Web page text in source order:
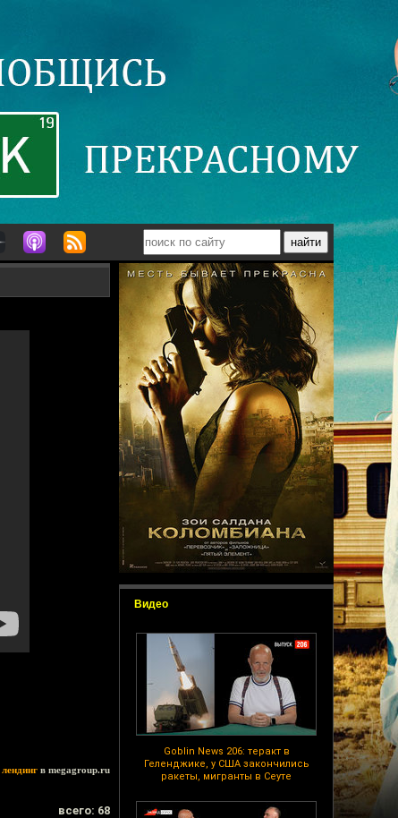
Видео
Goblin News 206: теракт в
Геленджике, у США закончились
ракеты, мигранты в Сеуте
лендинг в megagroup.ru
всего: 68